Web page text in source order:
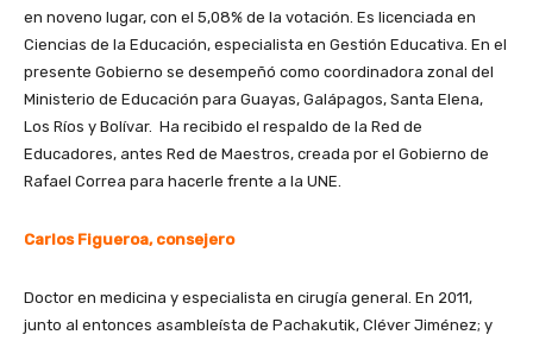
en noveno lugar, con el 5,08% de la votación. Es licenciada en
Ciencias de la Educación, especialista en Gestión Educativa. En el
presente Gobierno se desempeñó como coordinadora zonal del
Ministerio de Educación para Guayas, Galápagos, Santa Elena,
Los Ríos y Bolívar. Ha recibido el respaldo de la Red de
Educadores, antes Red de Maestros, creada por el Gobierno de
Rafael Correa para hacerle frente a la UNE.
Carlos Figueroa, consejero
Doctor en medicina y especialista en cirugía general. En 2011,
junto al entonces asambleísta de Pachakutik, Cléver Jiménez; y